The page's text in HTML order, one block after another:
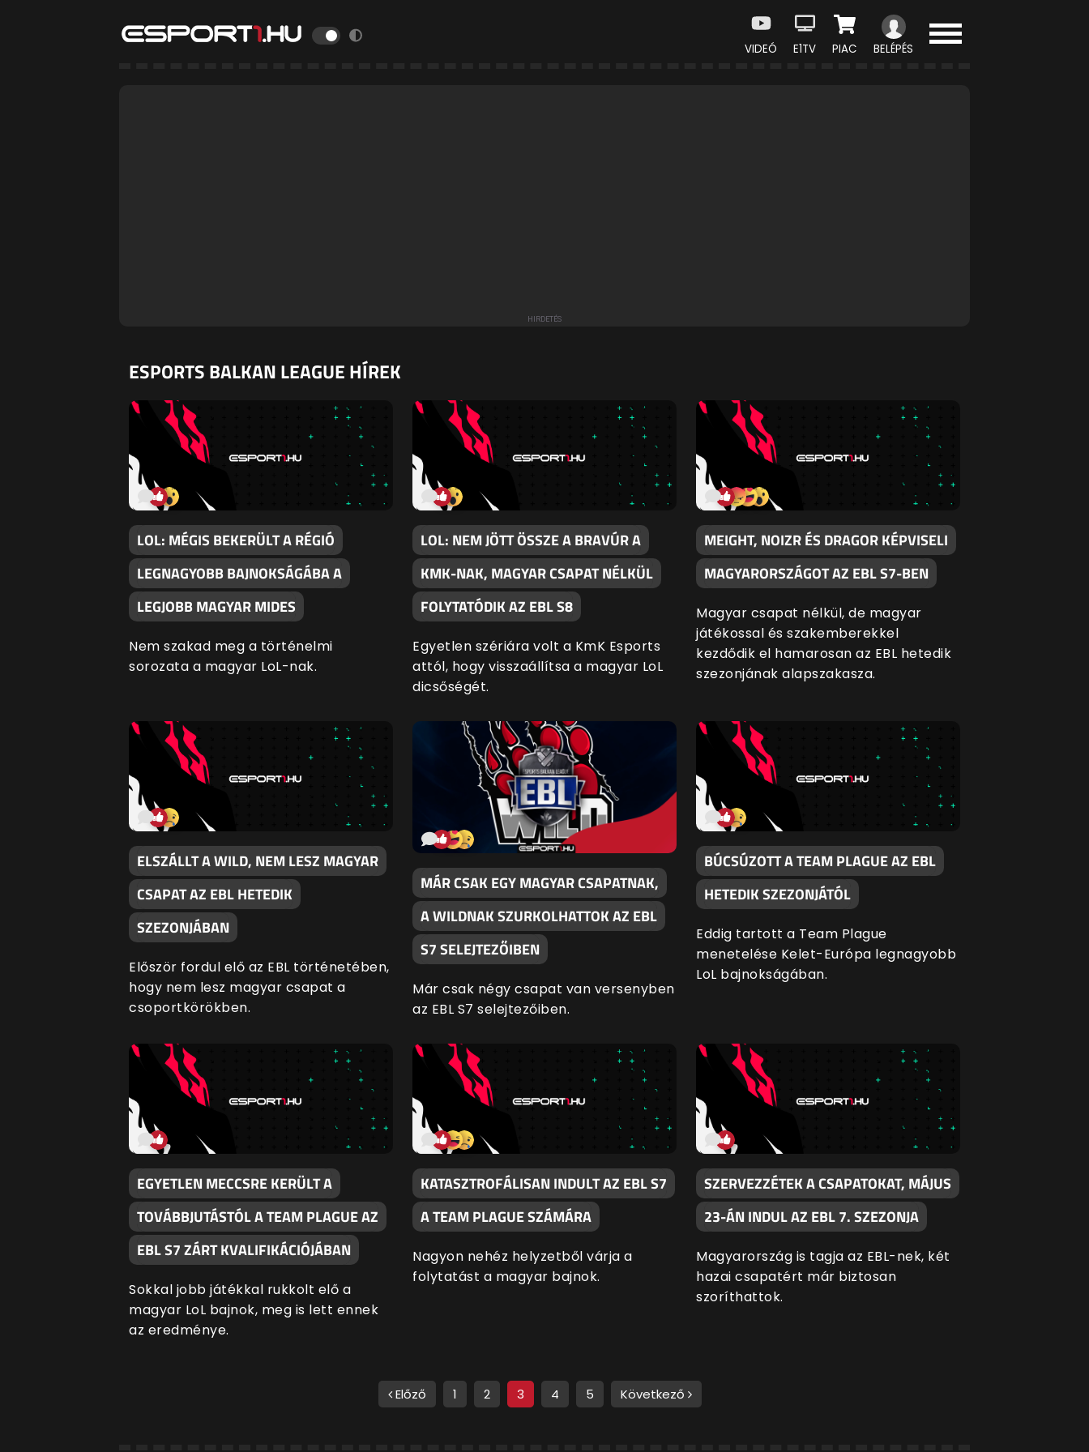
VIDEÓ E1TV PIAC BELÉPÉS
ESPORTS BALKAN LEAGUE HÍREK
LOL: MÉGIS BEKERÜLT A RÉGIÓ
LEGNAGYOBB BAJNOKSÁGÁBA A
LEGJOBB MAGYAR MIDES
Nem szakad meg a történelmi
sorozata a magyar LoL-nak.
LOL: NEM JÖTT ÖSSZE A BRAVÚR A
KMK-NAK, MAGYAR CSAPAT NÉLKÜL
FOLYTATÓDIK AZ EBL S8
Egyetlen szériára volt a KmK Esports
attól, hogy visszaállítsa a magyar LoL
dicsőségét.
MEIGHT, NOIZR ÉS DRAGOR KÉPVISELI
MAGYARORSZÁGOT AZ EBL S7-BEN
Magyar csapat nélkül, de magyar
játékossal és szakemberekkel
kezdődik el hamarosan az EBL hetedik
szezonjának alapszakasza.
ELSZÁLLT A WILD, NEM LESZ MAGYAR
CSAPAT AZ EBL HETEDIK
SZEZONJÁBAN
Először fordul elő az EBL történetében,
hogy nem lesz magyar csapat a
csoportkörökben.
MÁR CSAK EGY MAGYAR CSAPATNAK,
A WILDNAK SZURKOLHATTOK AZ EBL
S7 SELEJTEZŐIBEN
Már csak négy csapat van versenyben
az EBL S7 selejtezőiben.
BÚCSÚZOTT A TEAM PLAGUE AZ EBL
HETEDIK SZEZONJÁTÓL
Eddig tartott a Team Plague
menetelése Kelet-Európa legnagyobb
LoL bajnokságában.
EGYETLEN MECCSRE KERÜLT A
TOVÁBBJUTÁSTÓL A TEAM PLAGUE AZ
EBL S7 ZÁRT KVALIFIKÁCIÓJÁBAN
Sokkal jobb játékkal rukkolt elő a
magyar LoL bajnok, meg is lett ennek
az eredménye.
KATASZTROFÁLISAN INDULT AZ EBL S7
A TEAM PLAGUE SZÁMÁRA
Nagyon nehéz helyzetből várja a
folytatást a magyar bajnok.
SZERVEZZÉTEK A CSAPATOKAT, MÁJUS
23-ÁN INDUL AZ EBL 7. SZEZONJA
Magyarország is tagja az EBL-nek, két
hazai csapatért már biztosan
szoríthattok.
Előző 1 2 3 4 5 Következő